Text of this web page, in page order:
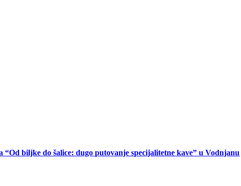
biljke do šalice: dugo putovanje specijalitetne kave” u Vodnjanu